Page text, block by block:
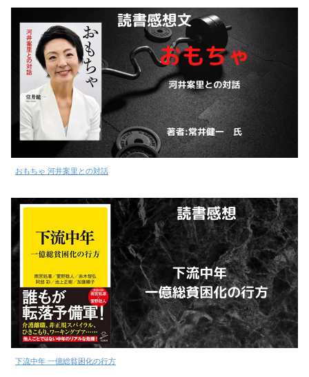
おもちゃ 河井案里との対話
下流中年 一億総貧困化の行方